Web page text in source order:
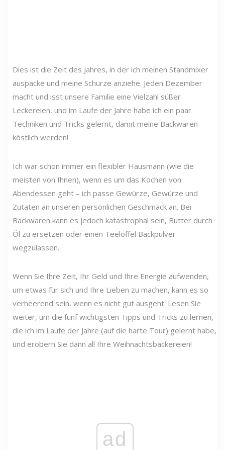
Dies ist die Zeit des Jahres, in der ich meinen Standmixer
auspacke und meine Schürze anziehe. Jeden Dezember
macht und isst unsere Familie eine Vielzahl süßer
Leckereien, und im Laufe der Jahre habe ich ein paar
Techniken und Tricks gelernt, damit meine Backwaren
köstlich werden!
Ich war schon immer ein flexibler Hausmann (wie die
meisten von Ihnen), wenn es um das Kochen von
Abendessen geht – ich passe Gewürze, Gewürze und
Zutaten an unseren persönlichen Geschmack an. Bei
Backwaren kann es jedoch katastrophal sein, Butter durch
Öl zu ersetzen oder einen Teelöffel Backpulver
wegzulassen.
Wenn Sie Ihre Zeit, Ihr Geld und Ihre Energie aufwenden,
um etwas für sich und Ihre Lieben zu machen, kann es so
verheerend sein, wenn es nicht gut ausgeht. Lesen Sie
weiter, um die fünf wichtigsten Tipps und Tricks zu lernen,
die ich im Laufe der Jahre (auf die harte Tour) gelernt habe,
und erobern Sie dann all Ihre Weihnachtsbäckereien!
ad